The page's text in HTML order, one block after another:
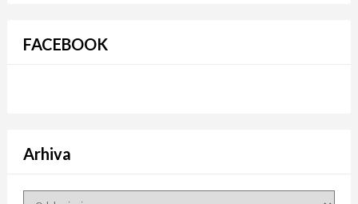
FACEBOOK
Arhiva